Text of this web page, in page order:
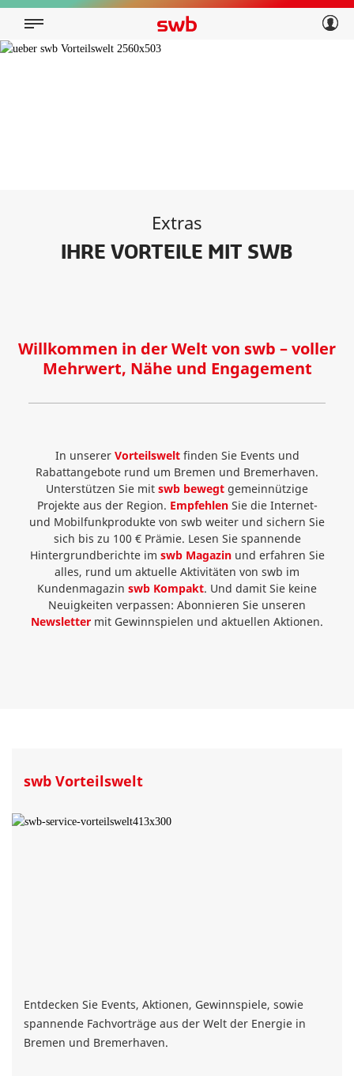
Privatkunden
Geschäftskunden
Extras
IHRE VORTEILE MIT SWB
Willkommen in der Welt von swb – voller
Mehrwert, Nähe und Engagement
In unserer Vorteilswelt finden Sie Events und
Rabattangebote rund um Bremen und Bremerhaven.
Unterstützen Sie mit swb bewegt gemeinnützige
Projekte aus der Region. EmpfehlenSie die Internet-
und Mobilfunkprodukte von swb weiter und sichern Sie
sich bis zu 100 € Prämie. Lesen Sie spannende
Hintergrundberichte im swb Magazinund erfahren Sie
alles, rund um aktuelle Aktivitäten von swb im
Kundenmagazin swb Kompakt. Und damit Sie keine
Neuigkeiten verpassen: Abonnieren Sie unseren
Newsletter mit Gewinnspielen und aktuellen Aktionen.
swb Vorteilswelt
Entdecken Sie Events, Aktionen, Gewinnspiele, sowie
spannende Fachvorträge aus der Welt der Energie in
Bremen und Bremerhaven.